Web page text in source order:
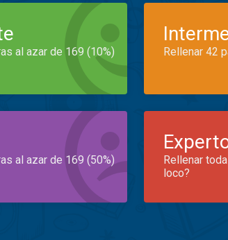
al azar de 169 (10%) Rellenar 42
al azar de 169 (50%)
Rellenar
loco?